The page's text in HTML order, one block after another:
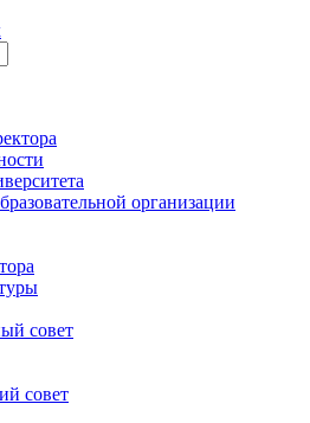
организации
совет
совет